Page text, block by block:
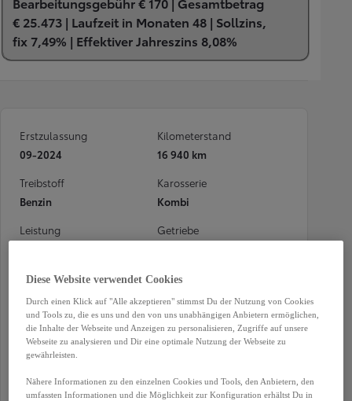
€ 25.473 | Laufzeit in Monaten 48 | Sollzins,
fix 7,49% | Effektiver Jahreszins 8,08%
Erstzulassung
09-2024
Kilometerstand
16 940 km
Treibstoff
Benzin
Karosserie
Kombi
Leistung
Getriebe
Türen
Sitze
Außenfarbe
Weiß
Garantie
12 Monate
Frontantrieb
Diese Website verwendet Cookies
Durch einen Klick auf "Alle akzeptieren" stimmst Du der Nutzung von Cookies
und Tools zu, die es uns und den von uns unabhängigen Anbietern ermöglichen,
die Inhalte der Webseite und Anzeigen zu personalisieren, Zugriffe auf unsere
Webseite zu analysieren und Dir eine optimale Nutzung der Webseite zu
gewährleisten.
Nähere Informationen zu den einzelnen Cookies und Tools, den Anbietern, den
umfassten Informationen und die Möglichkeit zur Konfiguration erhältst Du in